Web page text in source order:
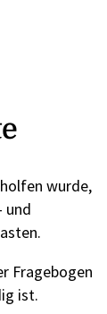
wurde,
und
Fragebogen
ist.